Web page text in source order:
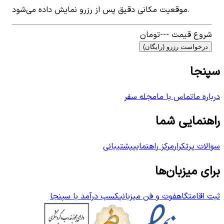
موقعیت مکانی دقیق پس از رزرو نمایش داده می‌شود.
شروع قیمت ---تومان
درخواست رزرو (رایگان)
سپنجا
درباره ماتماس با مامجله سفر
راهنمایی شما
سوالات پرتکرارمرکز راهنماییپشتیبانی
برای میزبان‌ها
ثبت اقامتگاهفوت و فن میزبانیکسب درآمد با سپنجا